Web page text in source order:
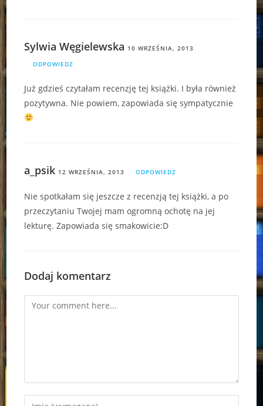
Sylwia Węgielewska 10 WRZEŚNIA, 2013
ODPOWIEDZ
Już gdzieś czytałam recenzję tej książki. I była również
pozytywna. Nie powiem, zapowiada się sympatycznie
a_psik 12 WRZEŚNIA, 2013 ODPOWIEDZ
Nie spotkałam się jeszcze z recenzją tej książki, a po
przeczytaniu Twojej mam ogromną ochotę na jej
lekturę. Zapowiada się smakowicie:D
Dodaj komentarz
Comment
Enter